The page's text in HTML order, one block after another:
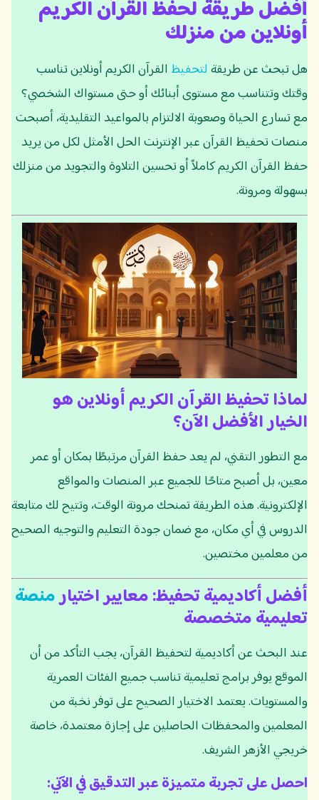
أفضل طريقة لحفظ القرآن الكريم
أونلاين من منزلك
هل تبحث عن طريقة لتحفيظ القرآن الكريم أونلاين تناسب
وقتك وتتناسب مع مستوى أبنائك أو حتى مستواك الشخصي؟
مع تسارع الحياة وصعوبة الالتزام بالمواعيد التقليدية، أصبحت
منصات تحفيظ القرآن عبر الإنترنت الحل الأمثل لكل من يريد
حفظ القرآن الكريم كاملاً أو تحسين التلاوة والتجويد من منزلك
بسهولة ومرونة.
لماذا تحفيظ القرآن الكريم أونلاين هو
الخيار الأفضل الآن؟
مع التطور التقني، لم يعد حفظ القرآن مرتبطًا بمكان أو عمر
معين، بل أصبح متاحًا للجميع عبر المنصات والمواقع
الإلكترونية. هذه الطريقة تمنحك مرونة الوقت، وتتيح لك متابعة
الدروس في أي مكان، مع ضمان جودة التعليم والتوجيه الصحيح
من معلمين مختصين.
أفضل أكاديمية تحفيظ: معايير اختيارمنصة
تعليمية متخصصة
عند البحث عن أكاديمية لتحفيظ القرآن، يجب التأكد من أن
الموقع يوفر برامج تعليمية تناسب جميع الفئات العمرية
والمستويات. يعتمد الاختيار الصحيح على توفر نخبة من
المعلمين والمحفظات الحاصلين على إجازة معتمدة، خاصة
خريجي الأزهر الشريف.
احصل على تجربة متميزة عبر التدقيق في الآتي: